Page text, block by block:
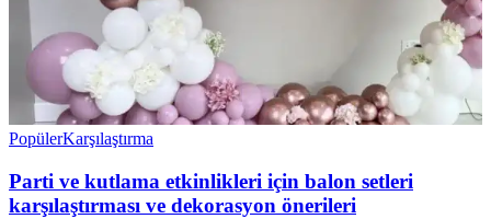
PopülerKarşılaştırma
Parti ve kutlama etkinlikleri için balon setleri
karşılaştırması ve dekorasyon önerileri